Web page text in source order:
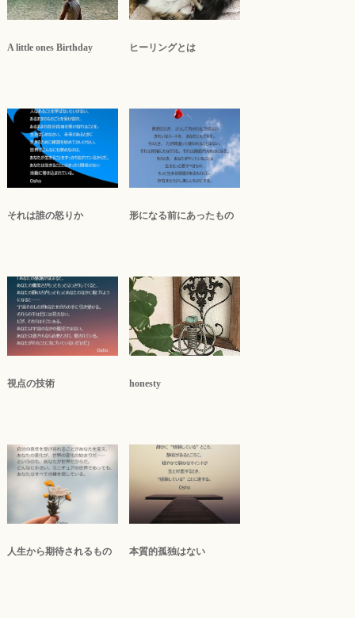
A little ones Birthday ヒーリングとは
それは誰の怒りか 形になる前にあったもの
視点の技術 honesty
人生から期待されるもの 本質的孤独はない